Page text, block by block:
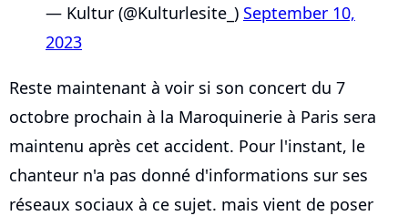
— Kultur (@Kulturlesite_) September 10,
2023
Reste maintenant à voir si son concert du 7
octobre prochain à la Maroquinerie à Paris sera
maintenu après cet accident. Pour l'instant, le
chanteur n'a pas donné d'informations sur ses
réseaux sociaux à ce sujet. mais vient de poser